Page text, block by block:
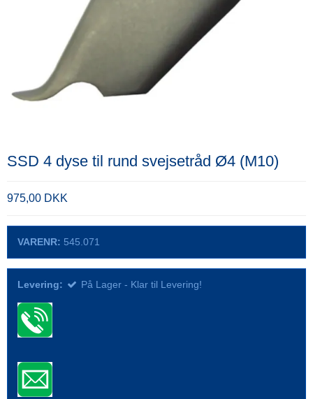
SSD 4 dyse til rund svejsetråd Ø4 (M10)
975,00 DKK
VARENR: 545.071
Levering: På Lager - Klar til Levering!